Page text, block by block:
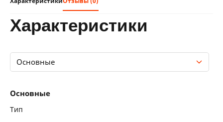
характеристики
Основные
Основные
Тип